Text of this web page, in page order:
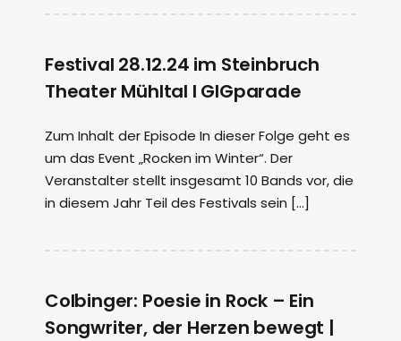
Festival 28.12.24 im Steinbruch
Theater Mühltal I GIGparade
Zum Inhalt der Episode In dieser Folge geht es
um das Event „Rocken im Winter“. Der
Veranstalter stellt insgesamt 10 Bands vor, die
in diesem Jahr Teil des Festivals sein […]
Colbinger: Poesie in Rock – Ein
Songwriter, der Herzen bewegt |